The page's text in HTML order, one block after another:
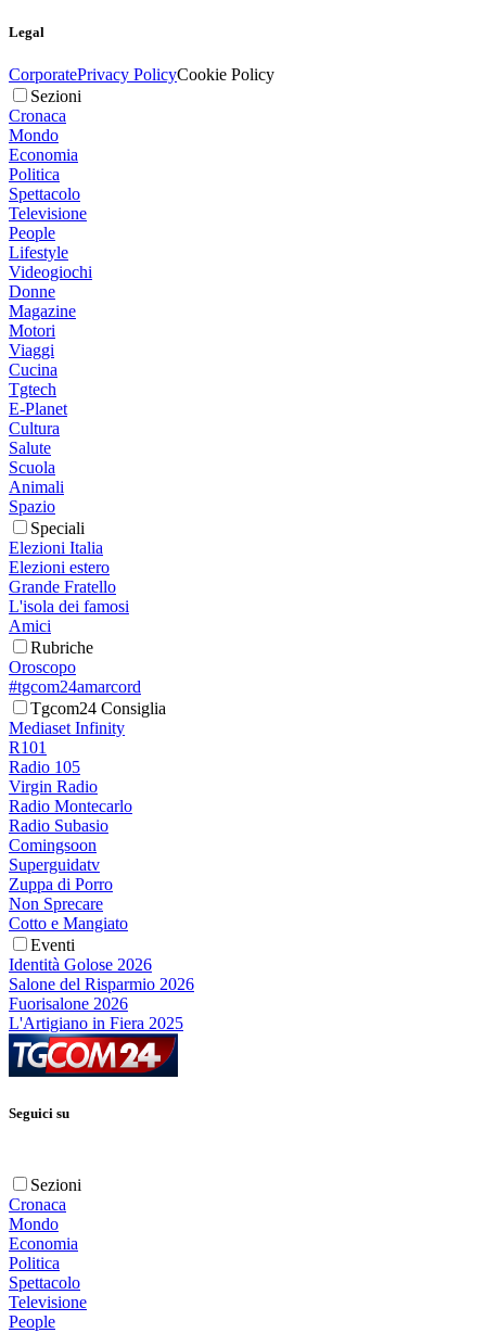
Legal
CorporatePrivacy PolicyCookie Policy
Sezioni
Cronaca
Mondo
Economia
Politica
Spettacolo
Televisione
People
Lifestyle
Videogiochi
Donne
Magazine
Motori
Viaggi
Cucina
Tgtech
E-Planet
Cultura
Salute
Scuola
Animali
Spazio
Speciali
Elezioni Italia
Elezioni estero
Grande Fratello
L'isola dei famosi
Amici
Rubriche
Oroscopo
#tgcom24amarcord
Tgcom24 Consiglia
Mediaset Infinity
R101
Radio 105
Virgin Radio
Radio Montecarlo
Radio Subasio
Comingsoon
Superguidatv
Zuppa di Porro
Non Sprecare
Cotto e Mangiato
Eventi
Identità Golose 2026
Salone del Risparmio 2026
Fuorisalone 2026
L'Artigiano in Fiera 2025
Seguici su
Sezioni
Cronaca
Mondo
Economia
Politica
Spettacolo
Televisione
People